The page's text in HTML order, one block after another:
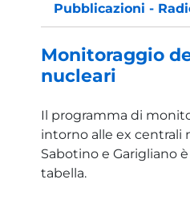
Pubblicazioni -
Monitoraggio
nucleari
Il programma di
intorno alle ex centrali
Sabotino e Garigliano
tabella.